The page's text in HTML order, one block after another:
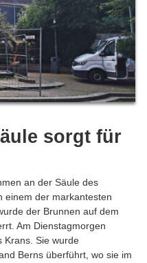
sorgt für
an der Säule des
einem der markantesten
der Brunnen auf dem
Am Dienstagmorgen
Krans. Sie wurde
Berns überführt, wo sie im